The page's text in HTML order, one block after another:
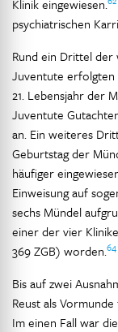
Klinik eingewiesen.
psychiatrischen
Rund ein Drittel
Juventute erfolgten
21. Lebensjahr der
Juventute
an. Ein weiteres
Geburtstag der
häufiger
Einweisung auf
sechs Mündel
einer der vier
369 ZGB) worden.64
Bis auf zwei
Reust als
Im einen Fall war